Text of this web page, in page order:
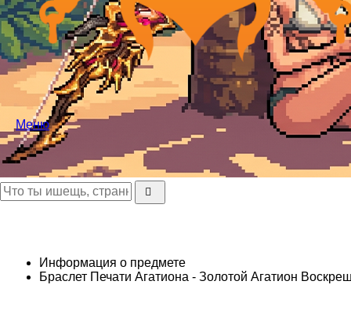
Меню
Информация о предмете
Браслет Печати Агатиона - Золотой Агатион